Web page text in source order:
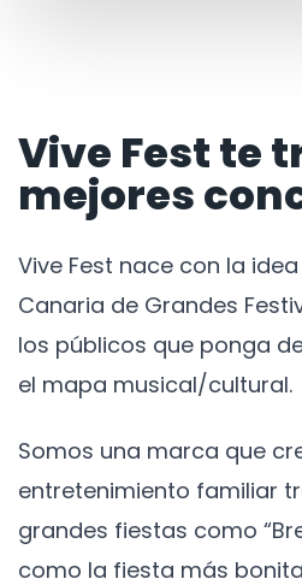
Vive Fest te
mejores
Vive Fest nace con la
Canaria de Grandes
los públicos que ponga
el mapa musical/cultural.
Somos una marca que
entretenimiento familiar
grandes fiestas como
como la fiesta más